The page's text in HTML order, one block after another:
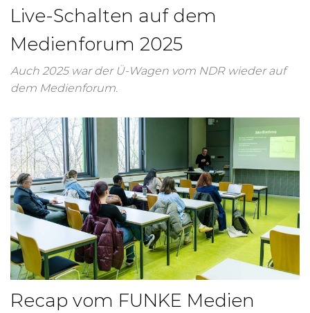
Live-Schalten auf dem
Medienforum 2025
Auch 2025 war der Ü-Wagen vom NDR wieder auf
dem Medienforum.
Recap vom FUNKE Medien